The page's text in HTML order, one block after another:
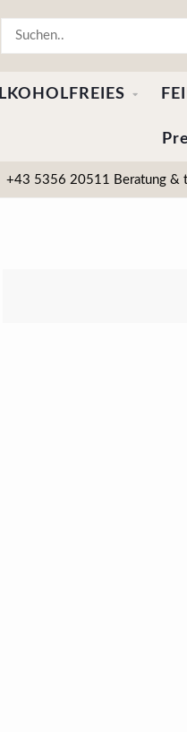
+43 5356 20511 Beratung &